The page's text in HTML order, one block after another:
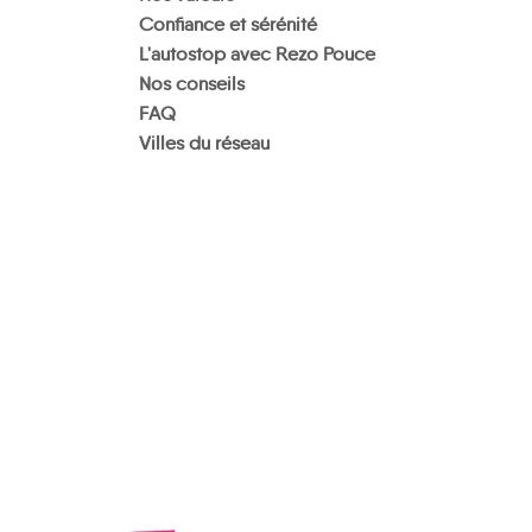
Confiance et sérénité
L'autostop avec Rezo Pouce
Nos conseils
FAQ
Villes du réseau